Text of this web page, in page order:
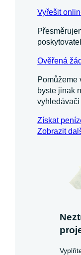
Vyřešit
Ověřená
Pomůžeme
byste jinak
vyhledávači
Získat
Zobrazit